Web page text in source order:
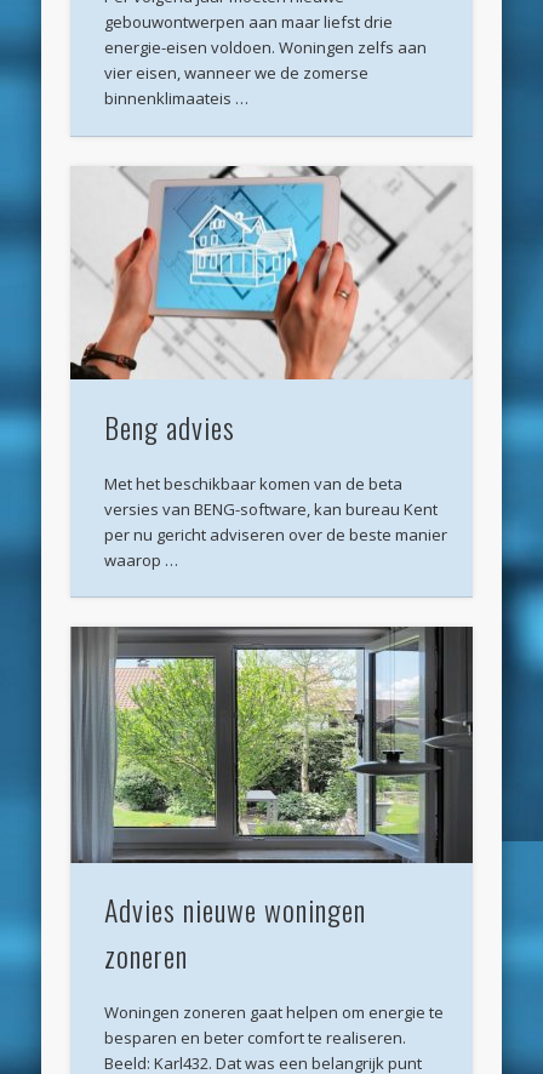
april 2020
maart 2020
februari 2020
januari 2020
december 2019
november 2019
oktober 2019
september 2019
april 2019
februari 2019
december 2018
november 2018
oktober 2018
september 2018
augustus 2018
juni 2018
april 2018
maart 2018
gebouwontwerpen aan maar liefst drie
energie-eisen voldoen. Woningen zelfs aan
vier eisen, wanneer we de zomerse
binnenklimaateis …
Beng advies
Met het beschikbaar komen van de beta
versies van BENG-software, kan bureau Kent
per nu gericht adviseren over de beste manier
waarop …
Advies nieuwe woningen
zoneren
Woningen zoneren gaat helpen om energie te
besparen en beter comfort te realiseren.
Beeld: Karl432. Dat was een belangrijk punt